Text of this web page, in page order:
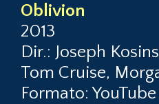
Oblivion
2013
Dir.: Joseph
Tom Cruise,
Formato: YouTube